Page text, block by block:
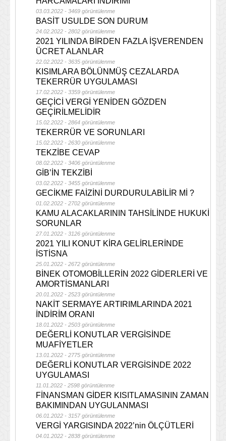
03.03.2022 - 3469 görüntülenme
BASİT USULDE SON DURUM
24.02.2022 - 2802 görüntülenme
2021 YILINDA BİRDEN FAZLA İŞVERENDEN
ÜCRET ALANLAR
22.02.2022 - 3635 görüntülenme
KISIMLARA BÖLÜNMÜŞ CEZALARDA
TEKERRÜR UYGULAMASI
17.02.2022 - 3359 görüntülenme
GEÇİCİ VERGİ YENİDEN GÖZDEN
GEÇİRİLMELİDİR
15.02.2022 - 2864 görüntülenme
TEKERRÜR VE SORUNLARI
15.02.2022 - 2630 görüntülenme
TEKZİBE CEVAP
08.02.2022 - 3406 görüntülenme
GİB’İN TEKZİBİ
03.02.2022 - 3455 görüntülenme
GECİKME FAİZİNİ DURDURULABİLİR Mİ ?
01.02.2022 - 2702 görüntülenme
KAMU ALACAKLARININ TAHSİLİNDE HUKUKİ
SORUNLAR
27.01.2022 - 3126 görüntülenme
2021 YILI KONUT KİRA GELİRLERİNDE
İSTİSNA
25.01.2022 - 2672 görüntülenme
BİNEK OTOMOBİLLERİN 2022 GİDERLERİ VE
AMORTİSMANLARI
20.01.2022 - 2523 görüntülenme
NAKİT SERMAYE ARTIRIMLARINDA 2021
İNDİRİM ORANI
18.01.2022 - 2503 görüntülenme
DEĞERLİ KONUTLAR VERGİSİNDE
MUAFİYETLER
13.01.2022 - 2775 görüntülenme
DEĞERLİ KONUTLAR VERGİSİNDE 2022
UYGULAMASI
11.01.2022 - 2598 görüntülenme
FİNANSMAN GİDER KISITLAMASININ ZAMAN
BAKIMINDAN UYGULANMASI
06.01.2022 - 3157 görüntülenme
VERGİ YARGISINDA 2022’nin ÖLÇÜTLERİ
04.01.2022 - 2838 görüntülenme